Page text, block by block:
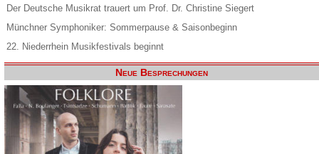
Der Deutsche Musikrat trauert um Prof. Dr. Christine Siegert
Münchner Symphoniker: Sommerpause & Saisonbeginn
22. Niederrhein Musikfestivals beginnt
Neue Besprechungen